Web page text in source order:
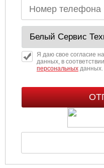
Ульяновск
Чебоксары
Челябинск
Череповец
Ярославль
Я даю свое согласие
данных, в
персональныхданных.